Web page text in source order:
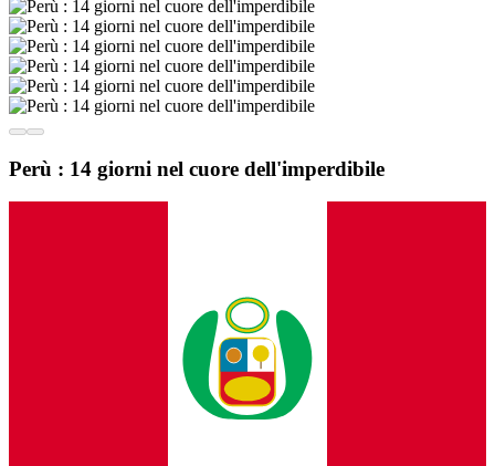
Perù : 14 giorni nel cuore dell'imperdibile